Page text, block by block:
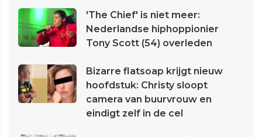
'The Chief' is niet meer:
Nederlandse hiphoppionier
Tony Scott (54) overleden
Bizarre flatsoap krijgt nieuw
hoofdstuk: Christy sloopt
camera van buurvrouw en
eindigt zelf in de cel